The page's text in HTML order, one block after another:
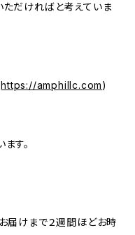
だければと考えていま
https://amphillc.com)
す。
届けまで２週間ほどお時